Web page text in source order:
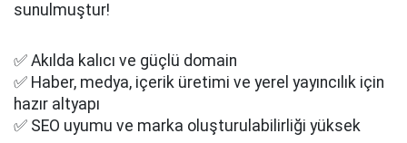
sunulmuştur!
✅ Akılda kalıcı ve güçlü domain
✅ Haber, medya, içerik üretimi ve yerel yayıncılık için
hazır altyapı
✅ SEO uyumu ve marka oluşturulabilirliği yüksek